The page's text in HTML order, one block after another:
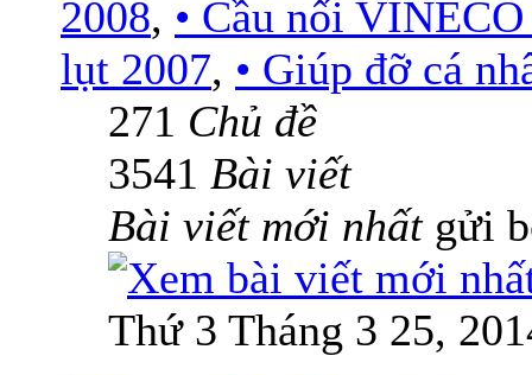
2008, • Cầu nối
lụt 2007, • Giúp đỡ cá
271 Chủ đề
3541 Bài viết
Bài viết mới nhấtgửi
Thứ 3 Tháng 3 25,